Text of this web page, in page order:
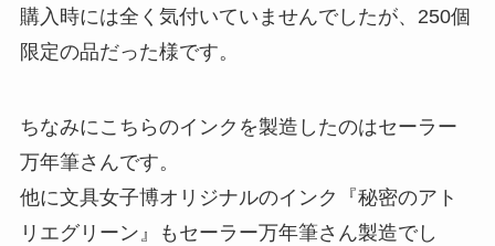
購入時には全く気付いていませんでしたが、250個
限定の品だった様です。
ちなみにこちらのインクを製造したのはセーラー
万年筆さんです。
他に文具女子博オリジナルのインク『秘密のアト
リエグリーン』もセーラー万年筆さん製造でし